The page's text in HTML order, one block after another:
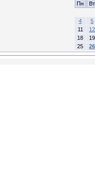
Пн Вт
4
5
11
12
18
19
25
26